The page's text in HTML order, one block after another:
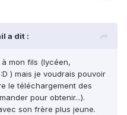
a dit :
mon fils (lycéen,
) mais je voudrais pouvoir
le téléchargement des
pour obtenir...).
son frère plus jeune.